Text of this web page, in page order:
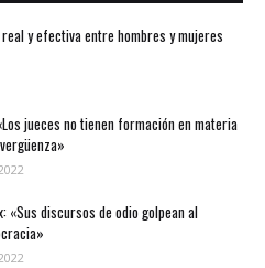
y efectiva entre hombres y mujeres
jueces no tienen formación en materia
«Sus discursos de odio golpean al